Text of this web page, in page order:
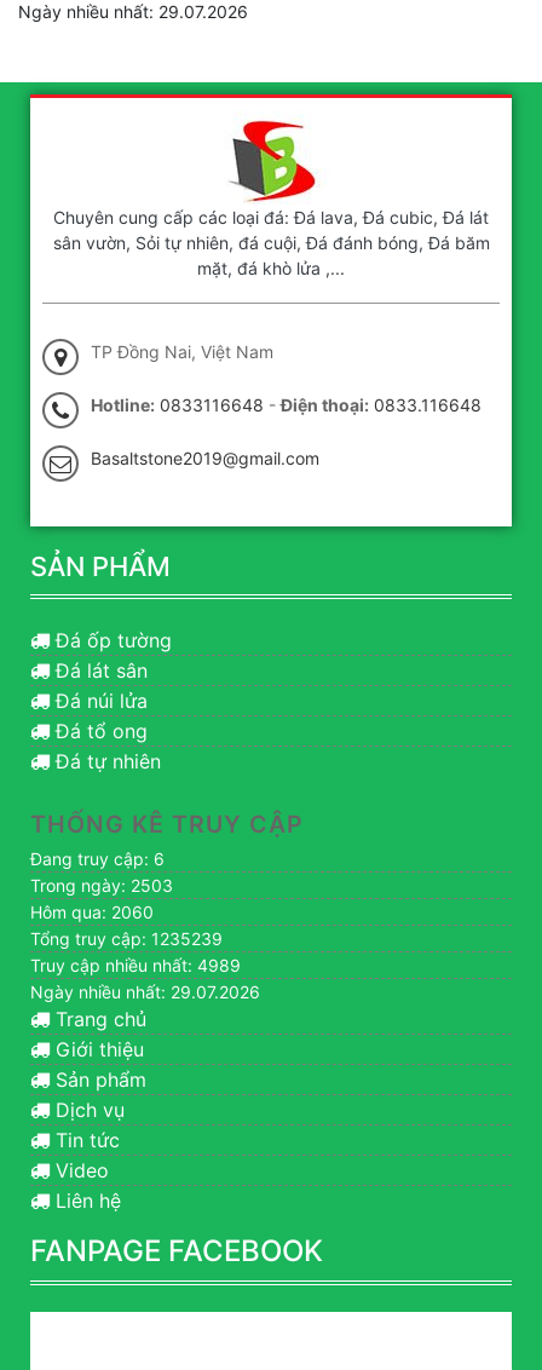
Ngày nhiều nhất: 29.07.2026
Chuyên cung cấp các loại đá: Đá lava, Đá cubic, Đá lát
sân vườn, Sỏi tự nhiên, đá cuội, Đá đánh bóng, Đá băm
mặt, đá khò lửa ,...
TP Đồng Nai, Việt Nam
Hotline: 0833116648 -Điện thoại: 0833.116648
Basaltstone2019@gmail.com
SẢN PHẨM
Đá ốp tường
Đá lát sân
Đá núi lửa
Đá tổ ong
Đá tự nhiên
THỐNG KÊ TRUY CẬP
Đang truy cập: 6
Trong ngày: 2503
Hôm qua: 2060
Tổng truy cập: 1235239
Truy cập nhiều nhất: 4989
Ngày nhiều nhất: 29.07.2026
Trang chủ
Giới thiệu
Sản phẩm
Dịch vụ
Tin tức
Video
Liên hệ
FANPAGE FACEBOOK